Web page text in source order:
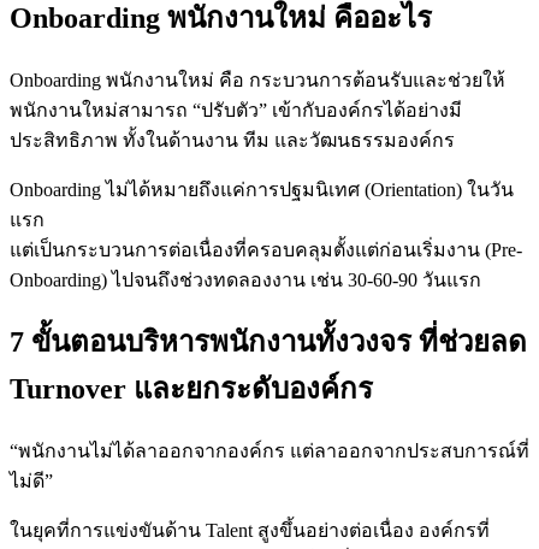
Onboarding พนักงานใหม่ คืออะไร
Onboarding พนักงานใหม่ คือ กระบวนการต้อนรับและช่วยให้
พนักงานใหม่สามารถ “ปรับตัว” เข้ากับองค์กรได้อย่างมี
ประสิทธิภาพ ทั้งในด้านงาน ทีม และวัฒนธรรมองค์กร
Onboarding ไม่ได้หมายถึงแค่การปฐมนิเทศ (Orientation) ในวัน
แรก
แต่เป็นกระบวนการต่อเนื่องที่ครอบคลุมตั้งแต่ก่อนเริ่มงาน (Pre-
Onboarding) ไปจนถึงช่วงทดลองงาน เช่น 30-60-90 วันแรก
7 ขั้นตอนบริหารพนักงานทั้งวงจร ที่ช่วยลด
Turnover และยกระดับองค์กร
“พนักงานไม่ได้ลาออกจากองค์กร แต่ลาออกจากประสบการณ์ที่
ไม่ดี”
ในยุคที่การแข่งขันด้าน Talent สูงขึ้นอย่างต่อเนื่อง องค์กรที่